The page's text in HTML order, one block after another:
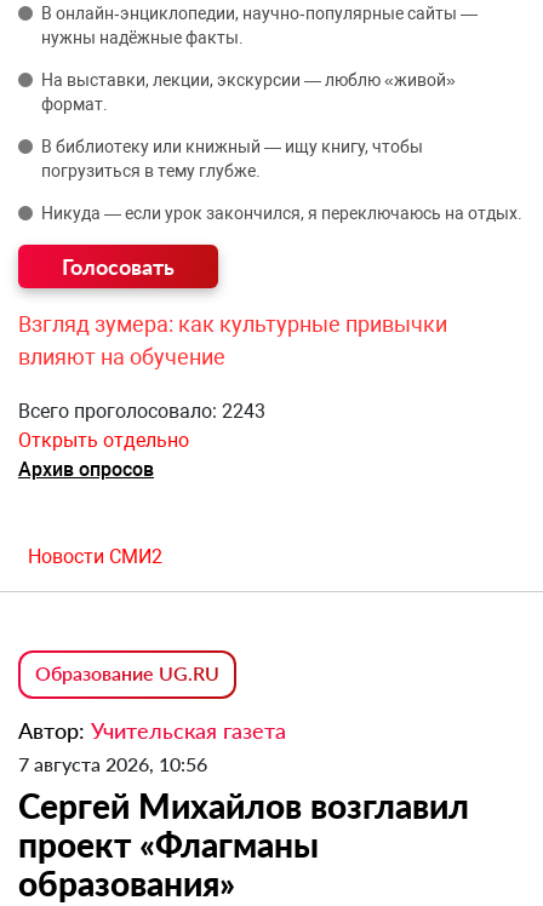
В онлайн‑энциклопедии, научно‑популярные сайты —
нужны надёжные факты.
На выставки, лекции, экскурсии — люблю «живой»
формат.
В библиотеку или книжный — ищу книгу, чтобы
погрузиться в тему глубже.
Никуда — если урок закончился, я переключаюсь на отдых.
Взгляд зумера: как культурные привычки
влияют на обучение
Всего проголосовало: 2243
Открыть отдельно
Архив опросов
Новости СМИ2
Образование UG.RU
Автор: Учительская газета
7 августа 2026, 10:56
Сергей Михайлов возглавил
проект «Флагманы
образования»